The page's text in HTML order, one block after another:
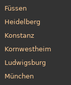
Füssen
Heidelberg
Konstanz
Kornwestheim
Ludwigsburg
München